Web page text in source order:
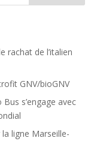
rachat de l’italien
GNV/bioGNV
s’engage avec
ligne Marseille-